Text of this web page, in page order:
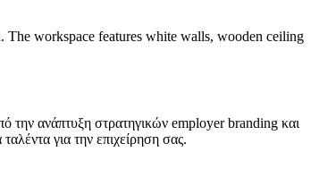
την ανάπτυξη στρατηγικών employer branding και
για την επιχείρηση σας.